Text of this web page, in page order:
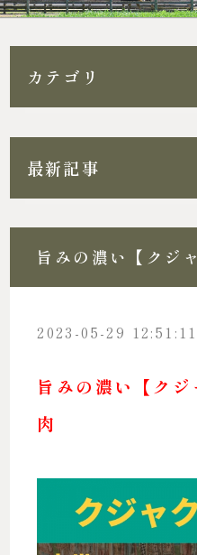
カテゴリ
最新記事
旨みの濃い【クジ
2023-05-29 12:51:11
旨みの濃い【ク
肉